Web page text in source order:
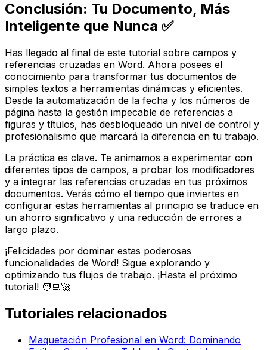
Conclusión: Tu Documento, Más
Inteligente que Nunca ✅
Has llegado al final de este tutorial sobre campos y
referencias cruzadas en Word. Ahora posees el
conocimiento para transformar tus documentos de
simples textos a herramientas dinámicas y eficientes.
Desde la automatización de la fecha y los números de
página hasta la gestión impecable de referencias a
figuras y títulos, has desbloqueado un nivel de control y
profesionalismo que marcará la diferencia en tu trabajo.
La práctica es clave. Te animamos a experimentar con
diferentes tipos de campos, a probar los modificadores
y a integrar las referencias cruzadas en tus próximos
documentos. Verás cómo el tiempo que inviertes en
configurar estas herramientas al principio se traduce en
un ahorro significativo y una reducción de errores a
largo plazo.
¡Felicidades por dominar estas poderosas
funcionalidades de Word! Sigue explorando y
optimizando tus flujos de trabajo. ¡Hasta el próximo
tutorial! 🧑‍💻🚀
Tutoriales relacionados
Maquetación Profesional en Word: Dominando